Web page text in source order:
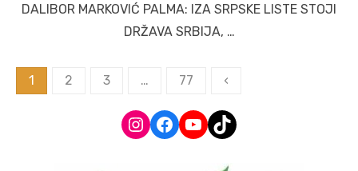
DALIBOR MARKOVIĆ PALMA: IZA SRPSKE LISTE STOJI
DRŽAVA SRBIJA, …
Posts
1 2 3 … 77 ‹
Instagram
Facebook
YouTube
TikTok